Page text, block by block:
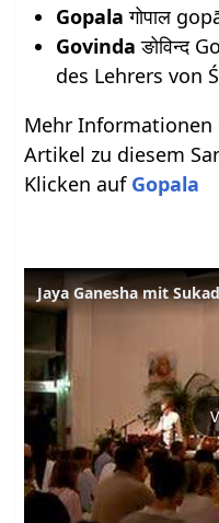
Gopala गोपाल
Govinda ङोविन्द
des Lehrers von
Mehr Informationen
Artikel zu diesem
Klicken auf Gopala
Jaya Ganesha mit